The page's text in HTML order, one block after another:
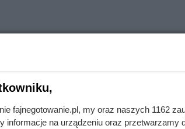
pastę curry i mięso.
fajnegotowanie.pl, my oraz naszych 1162
informacje na urządzeniu oraz przetwarzamy